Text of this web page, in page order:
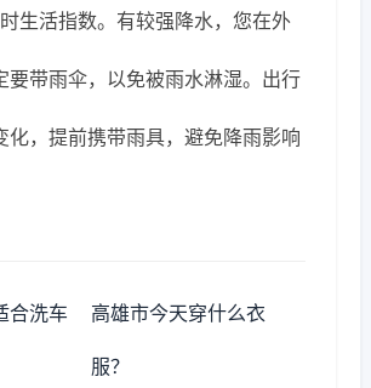
生活指数。有较强降水，您在外
要带雨伞，以免被雨水淋湿。出行
化，提前携带雨具，避免降雨影响
合洗车 高雄市今天穿什么衣
服？